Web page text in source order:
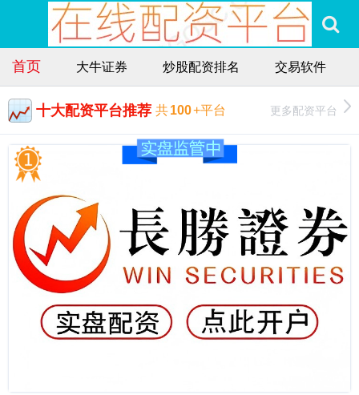
首页 大牛证券 炒股配资排名 交易软件
十大配资平台推荐 共100+平台 更多配资平台